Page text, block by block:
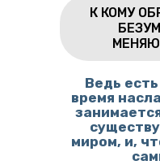
Ведь
время
миром, и,
К КОМУ